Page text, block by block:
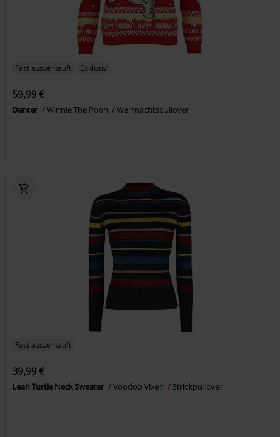
Fast ausverkauft Exklusiv
59,99 €
Dancer Winnie The Pooh Weihnachtspullover
Fast ausverkauft
39,99 €
Leah Turtle Neck Sweater Voodoo Vixen Strickpullover